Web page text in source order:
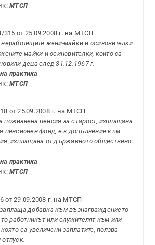
МТСП
от 25.09.2008 г. на МТСП
жени-майки и осиновителки
майки и осиновителки, които са
деца след 31.12.1967 г.
практика
МТСП
от 25.09.2008 г. на МТСП
пожизнена пенсия за старост, изплащана
пенсионен фонд, е в допълнение към
изплащана от държавното обществено
практика
МТСП
29.09.2008 г. на МТСП
добавка към възнаграждението
работникът или служителят към или
са увеличени заплатите, ползва